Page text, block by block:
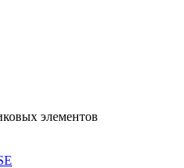
элементов